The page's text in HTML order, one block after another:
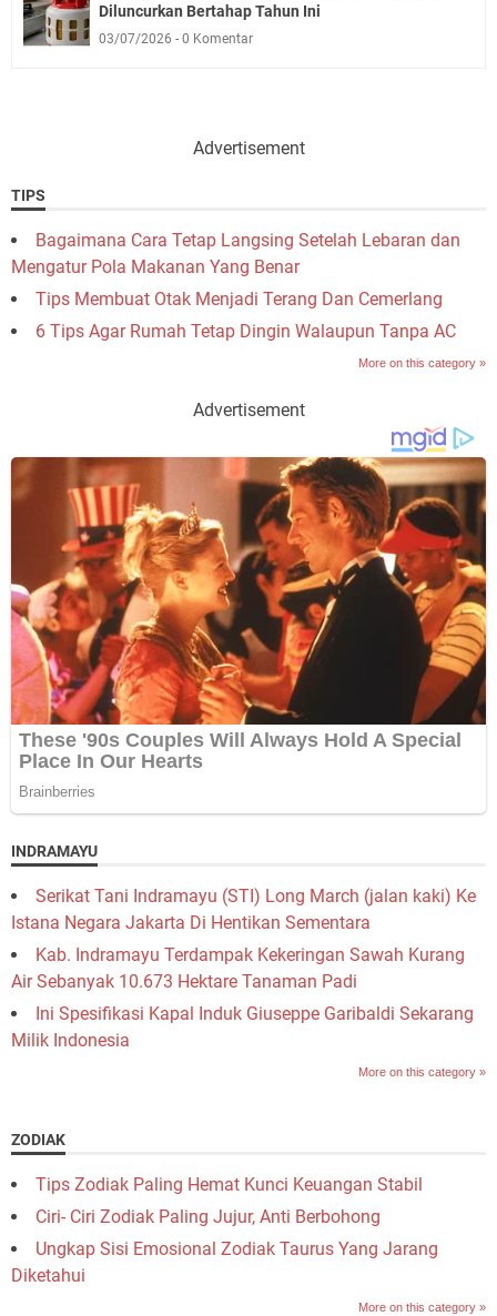
Diluncurkan Bertahap Tahun Ini
03/07/2026 0 Komentar
Advertisement
TIPS
Bagaimana Cara Tetap Langsing Setelah Lebaran dan
Mengatur Pola Makanan Yang Benar
Tips Membuat Otak Menjadi Terang Dan Cemerlang
6 Tips Agar Rumah Tetap Dingin Walaupun Tanpa AC
More on this category »
Advertisement
INDRAMAYU
Serikat Tani Indramayu (STI) Long March (jalan kaki) Ke
Istana Negara Jakarta Di Hentikan Sementara
Kab. Indramayu Terdampak Kekeringan Sawah Kurang
Air Sebanyak 10.673 Hektare Tanaman Padi
Ini Spesifikasi Kapal Induk Giuseppe Garibaldi Sekarang
Milik Indonesia
More on this category »
ZODIAK
Tips Zodiak Paling Hemat Kunci Keuangan Stabil
Ciri- Ciri Zodiak Paling Jujur, Anti Berbohong
Ungkap Sisi Emosional Zodiak Taurus Yang Jarang
Diketahui
More on this category »